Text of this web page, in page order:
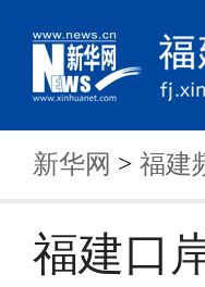
新华网 > 福建
福建口